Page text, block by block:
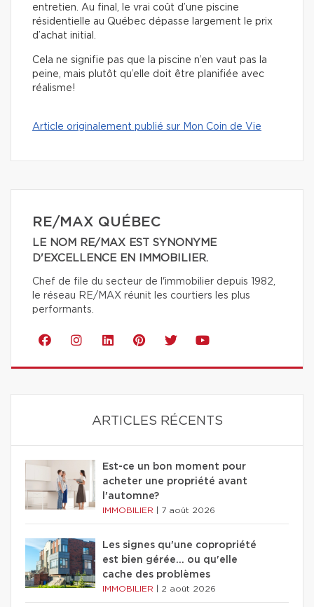
entretien. Au final, le vrai coût d’une piscine
résidentielle au Québec dépasse largement le prix
d’achat initial.
Cela ne signifie pas que la piscine n’en vaut pas la
peine, mais plutôt qu’elle doit être planifiée avec
réalisme!
Article originalement publié sur Mon Coin de Vie
RE/MAX QUÉBEC
LE NOM RE/MAX EST SYNONYME
D'EXCELLENCE EN IMMOBILIER.
Chef de file du secteur de l'immobilier depuis 1982,
le réseau RE/MAX réunit les courtiers les plus
performants.
ARTICLES RÉCENTS
Est-ce un bon moment pour
acheter une propriété avant
l'automne?
IMMOBILIER 7 août 2026
Les signes qu'une copropriété
est bien gérée… ou qu'elle
cache des problèmes
IMMOBILIER 2 août 2026